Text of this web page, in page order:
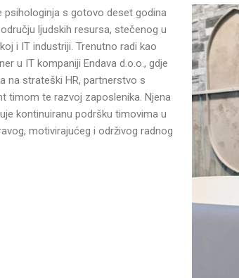
psihologinja s gotovo deset godina
ljudskih resursa, stečenog u
i IT industriji. Trenutno radi kao
u IT kompaniji Endava d.o.o., gdje
na strateški HR, partnerstvo s
timom te razvoj zaposlenika. Njena
kontinuiranu podršku timovima u
motivirajućeg i održivog radnog